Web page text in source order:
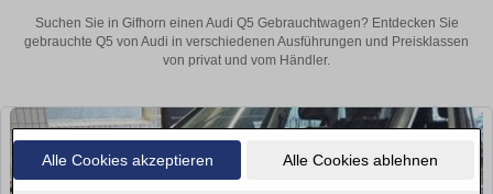
Alle Cookies akzeptieren Alle Cookies ablehnen
Suchen Sie in Gifhorn einen Audi Q5 Gebrauchtwagen? Entdecken Sie
gebrauchte Q5 von Audi in verschiedenen Ausführungen und Preisklassen
von privat und vom Händler.